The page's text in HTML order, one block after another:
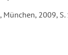
2009,